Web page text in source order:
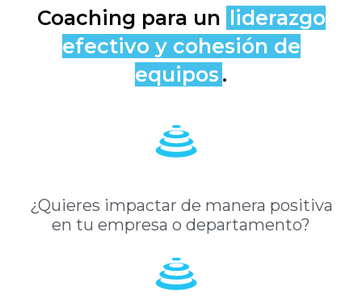
Coaching para un liderazgo
efectivo y cohesión de
equipos.
¿Quieres impactar de manera positiva
en tu empresa o departamento?